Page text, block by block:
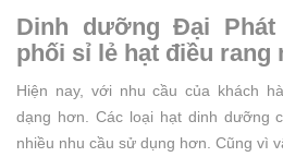
Dinh dưỡng Đại
phối sỉ lẻ hạt điều
Hiện nay, với nhu cầu của khách
dạng hơn. Các loại hạt dinh dưỡng
nhiều nhu cầu sử dụng hơn. Cũng vì